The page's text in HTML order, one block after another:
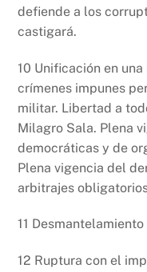
defiende a los
castigará.
10 Unificación en
crímenes impunes
militar. Libertad a
Milagro Sala. Plena
democráticas y de
Plena vigencia del
arbitrajes
11
12 Ruptura con el